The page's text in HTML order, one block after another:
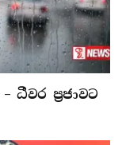
ධීවර ප්‍රජාවට